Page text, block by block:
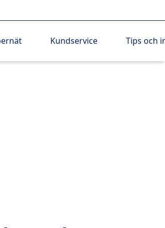
Kundservice Tips och